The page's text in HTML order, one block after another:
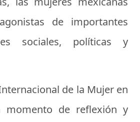
de importantes
sociales, políticas y
de la Mujer en
momento de reflexión y